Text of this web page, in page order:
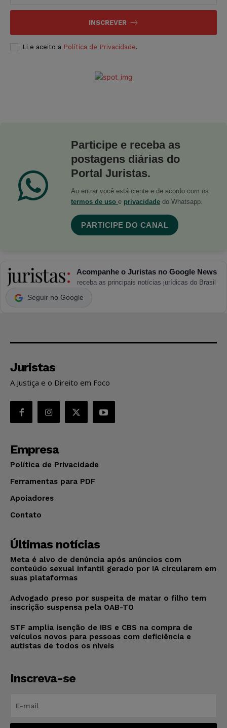
INSCREVER
Li e aceito a Política de Privacidade.
Participe e receba as
postagens diárias do
Portal Juristas.
Ao entrar você está ciente e de acordo com os
termos de uso e privacidade do Whatsapp.
PARTICIPE DO CANAL
Acompanhe o Juristas no Google News
receba as principais notícias jurídicas do Brasil
Seguir no Google
Juristas
A Justiça e o Direito em Foco
Empresa
Política de Privacidade
Ferramentas para PDF
Apoiadores
Contato
Últimas notícias
Meta é alvo de denúncia após anúncios com
conteúdo sexual infantil gerado por IA circularem em
suas plataformas
Advogado preso por suspeita de matar o filho tem
inscrição suspensa pela OAB-TO
STF amplia isenção de IBS e CBS na compra de
veículos novos para pessoas com deficiência e
autistas de todos os níveis
Inscreva-se